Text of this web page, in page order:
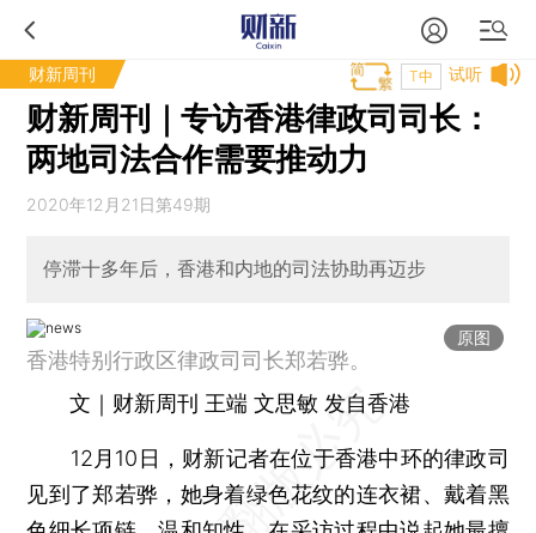
财新周刊 试听
T中
财新周刊｜专访香港律政司司长：
两地司法合作需要推动力
2020年12月21日第49期
停滞十多年后，香港和内地的司法协助再迈步
原图
香港特别行政区律政司司长郑若骅。
文｜财新周刊 王端 文思敏 发自香港
12月10日，财新记者在位于香港中环的律政司
见到了郑若骅，她身着绿色花纹的连衣裙、戴着黑